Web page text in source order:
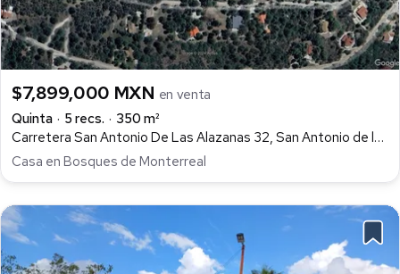
$7,899,000 MXN en venta
Quinta
5 recs.
350 m²
Carretera San Antonio De Las Alazanas 32, San Antonio de las Alazanas, Arteaga
Casa en Bosques de Monterreal